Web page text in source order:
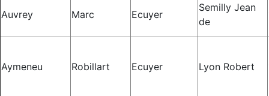
Auvrey Marc Ecuyer
Semilly Jean
de
Aymeneu Robillart Ecuyer Lyon Robert